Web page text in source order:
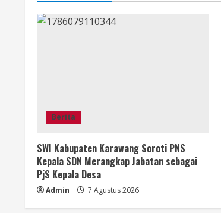
Berita
SWI Kabupaten Karawang Soroti PNS
Kepala SDN Merangkap Jabatan sebagai
PjS Kepala Desa
Admin 7 Agustus 2026